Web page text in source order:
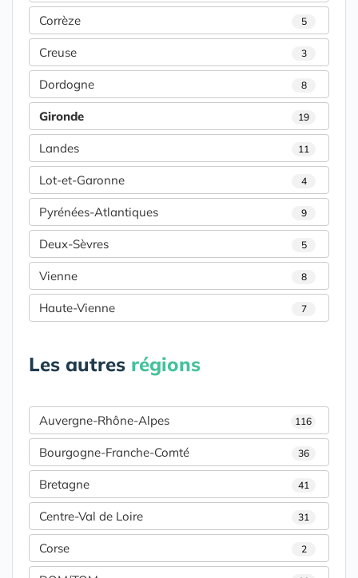
Corrèze 5
Creuse 3
Dordogne 8
Gironde 19
Landes 11
Lot-et-Garonne 4
Pyrénées-Atlantiques 9
Deux-Sèvres 5
Vienne 8
Haute-Vienne 7
Les autres régions
Auvergne-Rhône-Alpes 116
Bourgogne-Franche-Comté 36
Bretagne 41
Centre-Val de Loire 31
Corse 2